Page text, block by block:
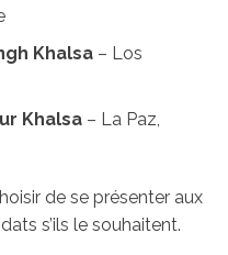
Khalsa – Los
Khalsa – La Paz,
de se présenter aux
s’ils le souhaitent.